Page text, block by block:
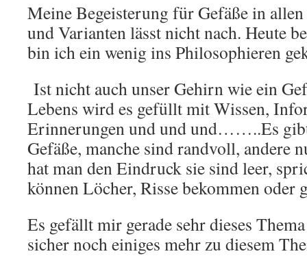
Meine Begeisterung für Gefäße in
und Varianten lässt nicht nach. Heute
bin ich ein wenig ins Philosophieren
Ist nicht auch unser Gehirn wie ein
Lebens wird es gefüllt mit Wissen,
Erinnerungen und und und……..Es
Gefäße, manche sind randvoll, andere
hat man den Eindruck sie sind leer,
können Löcher, Risse bekommen oder
Es gefällt mir gerade sehr dieses
sicher noch einiges mehr zu diesem